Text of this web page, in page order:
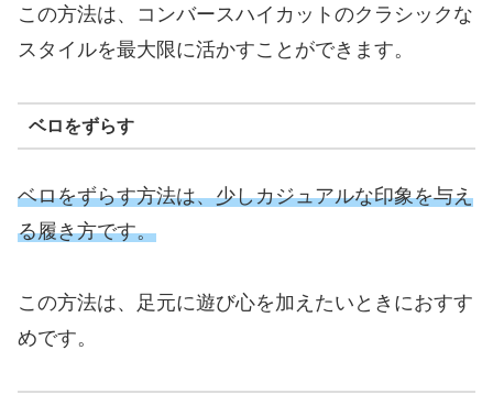
この方法は、コンバースハイカットのクラシックな
スタイルを最大限に活かすことができます。
ベロをずらす
ベロをずらす方法は、少しカジュアルな印象を与え
る履き方です。
この方法は、足元に遊び心を加えたいときにおすす
めです。